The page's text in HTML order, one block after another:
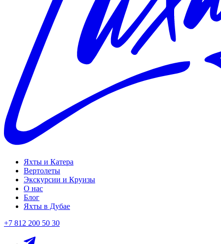
Яхты и Катера
Вертолеты
Экскурсии и Круизы
О нас
Блог
Яхты в Дубае
+7 812 200 50 30